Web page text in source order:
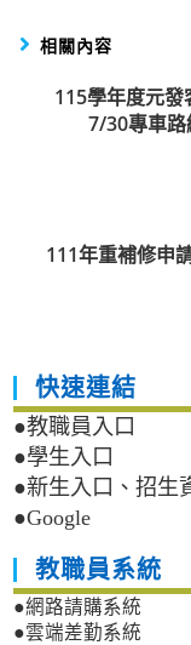
相關內容
115學年度元
7/30專車路
111年重補修申
快速連結
●教職員入口
●學生入口
●新生入口、招生
●Google
教職員系統
●網路請購系統
●雲端差勤系統